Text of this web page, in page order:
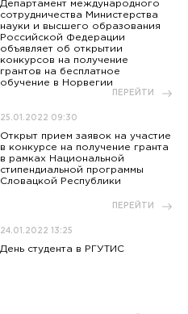
Департамент международного
сотрудничества Министерства
науки и высшего образования
Российской Федерации
объявляет об открытии
конкурсов на получение
грантов на бесплатное
обучение в Норвегии
ПЕРЕЙТИ
25.01.2022 09:30
Открыт прием заявок на участие
в конкурсе на получение гранта
в рамках Национальной
стипендиальной программы
Словацкой Республики
ПЕРЕЙТИ
24.01.2022 13:25
День студента в РГУТИС